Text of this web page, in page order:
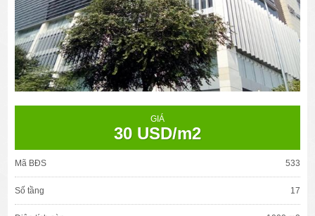
GIÁ
30 USD/m2
Mã BĐS 533
Số tầng 17